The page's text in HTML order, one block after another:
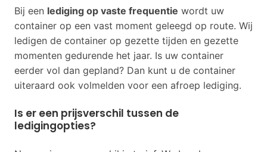
Bij een lediging op vaste frequentie wordt uw
container op een vast moment geleegd op route. Wij
ledigen de container op gezette tijden en gezette
momenten gedurende het jaar. Is uw container
eerder vol dan gepland? Dan kunt u de container
uiteraard ook volmelden voor een afroep lediging.
Is er een prijsverschil tussen de
ledigingopties?